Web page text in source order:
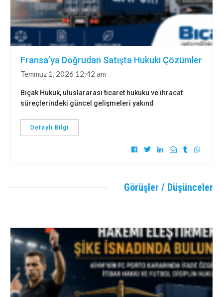
Fransa’ya Doğrudan Satışta Hukuki Çözümler
Temmuz 1, 2026 12:42 am
Bıçak Hukuk, uluslararası ticaret hukuku ve ihracat
süreçlerindeki güncel gelişmeleri yakınd
Detaylı Bilgi
Görüşler / Düşünceler